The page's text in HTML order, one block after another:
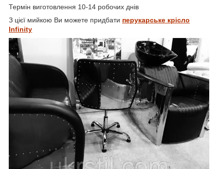
Термін виготовлення 10-14 робочих днів
З цієї мийкою Ви можете придбати перукарське крісло
Infinity